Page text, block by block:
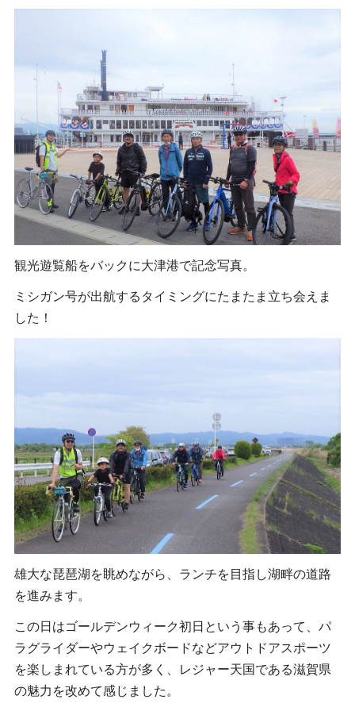
観光遊覧船をバックに大津港で記念写真。
ミシガン号が出航するタイミングにたまたま立ち会えま
した！
雄大な琵琶湖を眺めながら、ランチを目指し湖畔の道路
を進みます。
この日はゴールデンウィーク初日という事もあって、 パ
ラグライダーやウェイクボードなどアウトドアスポーツ
を楽しまれている方が多く、レジャー天国である滋賀県
の魅力を改めて感じました。